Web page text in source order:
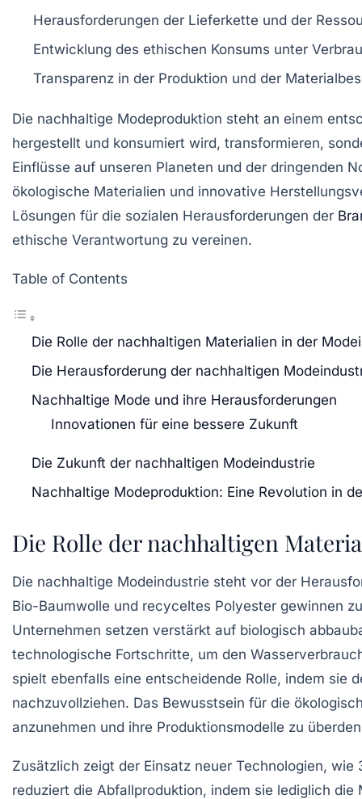
Herausforderungen der Lieferkette und der
Entwicklung des ethischen Konsums unter
Transparenz in der Produktion und der
Die nachhaltige Modeproduktion steht an einem
hergestellt und konsumiert wird, transformieren,
Einflüsse auf unseren Planeten und der dringenden
ökologische Materialien und innovative
Lösungen für die sozialen Herausforderungen der
ethische Verantwortung zu vereinen.
Table of Contents
Die Rolle der nachhaltigen Materialien in der
Die Herausforderung der nachhaltigen
Nachhaltige Mode und ihre Herausforderungen
Innovationen für eine bessere Zukunft
Die Zukunft der nachhaltigen Modeindustrie
Nachhaltige Modeproduktion: Eine Revolution in
Die Rolle der nachhaltigen
Die nachhaltige Modeindustrie steht vor der
Bio-Baumwolle und recyceltes Polyester gewinnen
Unternehmen setzen verstärkt auf biologisch
technologische Fortschritte, um den
spielt ebenfalls eine entscheidende Rolle, indem sie
nachzuvollziehen. Das Bewusstsein für die
anzunehmen und ihre Produktionsmodelle zu
Zusätzlich zeigt der Einsatz neuer Technologien, wie
reduziert die Abfallproduktion, indem sie lediglich